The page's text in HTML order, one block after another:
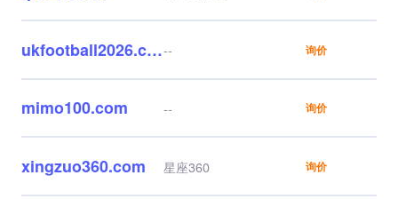
ukfootball2026.com-- 询价
mimo100.com -- 询价
xingzuo360.com 星座360 询价